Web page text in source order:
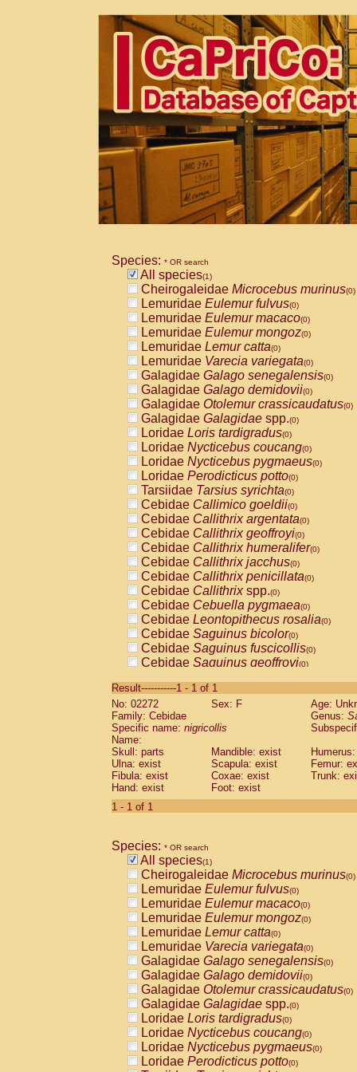
Species: * OR search
All species(1)
Cheirogaleidae Microcebus murinus(0)
Lemuridae Eulemur fulvus(0)
Lemuridae Eulemur macaco(0)
Lemuridae Eulemur mongoz(0)
Lemuridae Lemur catta(0)
Lemuridae Varecia variegata(0)
Galagidae Galago senegalensis(0)
Galagidae Galago demidovii(0)
Galagidae Otolemur crassicaudatus(0)
Galagidae Galagidae spp.(0)
Loridae Loris tardigradus(0)
Loridae Nycticebus coucang(0)
Loridae Nycticebus pygmaeus(0)
Loridae Perodicticus potto(0)
Tarsiidae Tarsius syrichta(0)
Cebidae Callimico goeldii(0)
Cebidae Callithrix argentata(0)
Cebidae Callithrix geoffroyi(0)
Cebidae Callithrix humeralifer(0)
Cebidae Callithrix jacchus(0)
Cebidae Callithrix penicillata(0)
Cebidae Callithrixspp.(0)
Cebidae Cebuella pygmaea(0)
Cebidae Leontopithecus rosalia(0)
Cebidae Saguinus bicolor(0)
Cebidae Saguinus fuscicollis(0)
Cebidae Saguinus geoffroyi(0)
CebidaeSaguinus labiatus(0)
Cebidae Saguinus leucopus (0)
Cebidae
CebidaeSaguinus mystax
Cebidae Saguinus nigricollis (1)
Cebidae Saguinus oedipus
Cebidae Saguinus weddelli
Cebidae Saguinusspp.
Cebidae
CebidaeCebus capucinus
CebidaeCebus nigrivittatus
CebidaeCebus spp.(0)
CebidaeSaimiri boliviensis(0)
CebidaeSaimiri sciureus(0)
AtelidaeAlouatta caraya(0)
AtelidaeAlouatta fusca(0)
AtelidaeAlouatta seniculus(0)
AtelidaeAlouattaspp.(0)
AtelidaeAteles belzebuth(0)
AtelidaeAteles geoffroyi(0)
AtelidaeAteles paniscus(0)
AtelidaeAtelesspp.(0)
AtelidaeLagothrix lagothricha(0)
AtelidaeLagothrix lagothricha cana
PitheciidaeCacajao calvus
Result-----------1 - 1 of 1
No: 02272
Sex: F
Age:
Family: Cebidae
Genus:
Specific name: nigricollis
Name:
Skull: parts
Mandible: exist
Ulna: exist
Scapula: exist
Femur:
Fibula: exist
Coxae: exist
Trunk:
Hand: exist
Foot: exist
1 - 1 of 1
Species: * OR search
All species(1)
Cheirogaleidae Microcebus murinus(0)
Lemuridae Eulemur fulvus(0)
Lemuridae Eulemur macaco(0)
Lemuridae Eulemur mongoz(0)
Lemuridae Lemur catta(0)
Lemuridae Varecia variegata(0)
Galagidae Galago senegalensis(0)
Galagidae Galago demidovii(0)
Galagidae Otolemur crassicaudatus(0)
Galagidae Galagidae spp.(0)
Loridae Loris tardigradus(0)
Loridae Nycticebus coucang(0)
Loridae Nycticebus pygmaeus(0)
Loridae Perodicticus potto(0)